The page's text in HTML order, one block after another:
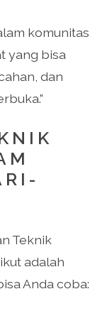
komunitas
yang bisa
dan
Teknik
adalah
Anda coba: